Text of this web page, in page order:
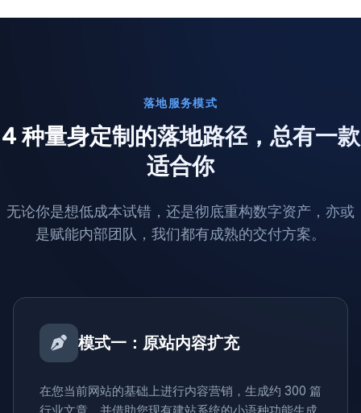
落地服务模式
4 种量身定制的落地路径，总有一款
适合你
无论你是想低成本试错，还是彻底重构数字资产，亦或
是赋能内部团队，我们都有成熟的交付方案。
模式一：原站内容扩充
在您当前网站的基础上进行内容营销，生成约 300 篇